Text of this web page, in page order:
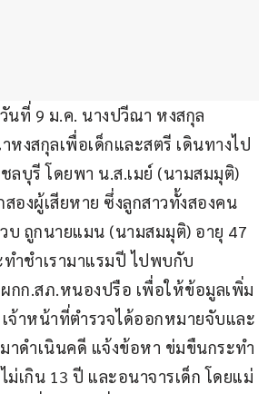
วันที่ 9 ม.ค. นางปวีณา หงสกุล
งสกุลเพื่อเด็กและสตรี เดินทางไป
ลบุรี โดยพา น.ส.เมย์ (นามสมมุติ)
องผู้เสียหาย ซึ่งลูกสาวทั้งสองคน
บ ถูกนายแมน (นามสมมุติ) อายุ 47
ำชำเรามาแรมปี ไปพบกับ
กก.สภ.หนองปรือ เพื่อให้ข้อมูลเพิ่ม
จ้าหน้าที่ตำรวจได้ออกหมายจับและ
าดำเนินคดี แจ้งข้อหา ข่มขืนกระทำ
ม่เกิน 13 ปี และอนาจารเด็ก โดยแม่